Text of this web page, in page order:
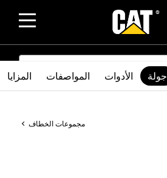
SEARCH
مجموعات الخطاف
المزايا المواصفات الأدوات جولة